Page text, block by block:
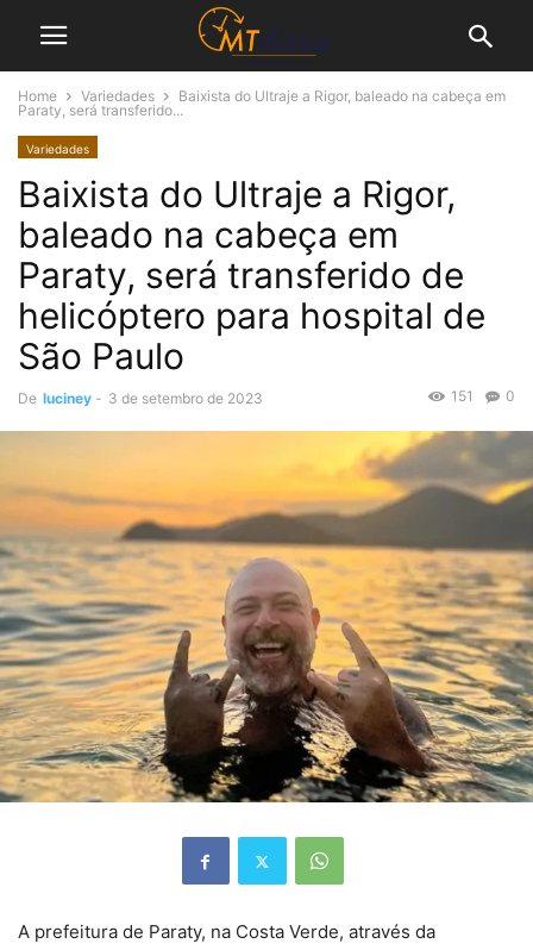
Home Variedades
Baixista do Ultraje a Rigor, baleado na cabeça em
Paraty, será transferido...
Variedades
Baixista do Ultraje a Rigor,
baleado na cabeça em
Paraty, será transferido de
helicóptero para hospital de
São Paulo
De luciney - 3 de setembro de 2023 0
151
A prefeitura de Paraty, na Costa Verde, através da